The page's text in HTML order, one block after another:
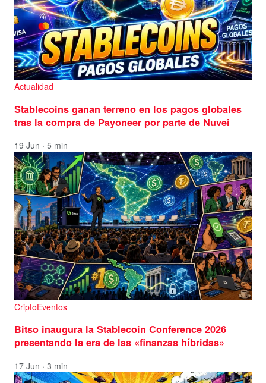
Actualidad
Stablecoins ganan terreno en los pagos globales
tras la compra de Payoneer por parte de Nuvei
19 Jun · 5 min
CriptoEventos
Bitso inaugura la Stablecoin Conference 2026
presentando la era de las «finanzas híbridas»
17 Jun · 3 min